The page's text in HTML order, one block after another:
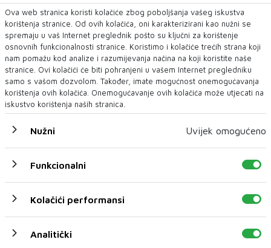
Ova web stranica koristi kolačiće zbog poboljšanja vašeg iskustva
korištenja stranice. Od ovih kolačića, oni karakterizirani kao nužni se
spremaju u vaš Internet preglednik pošto su ključni za korištenje
osnovnih funkcionalnosti stranice. Koristimo i kolačiće trećih strana koji
nam pomažu kod analize i razumijevanja načina na koji koristite naše
stranice. Ovi kolačići će biti pohranjeni u vašem Internet pregledniku
samo s vašom dozvolom. Također, imate mogućnost onemogućavanja
korištenja ovih kolačića. Onemogućavanje ovih kolačića može utjecati na
iskustvo korištenja naših stranica.
Nužni Uvijek omogućeno
Funkcionalni
Kolačići performansi
Analitički